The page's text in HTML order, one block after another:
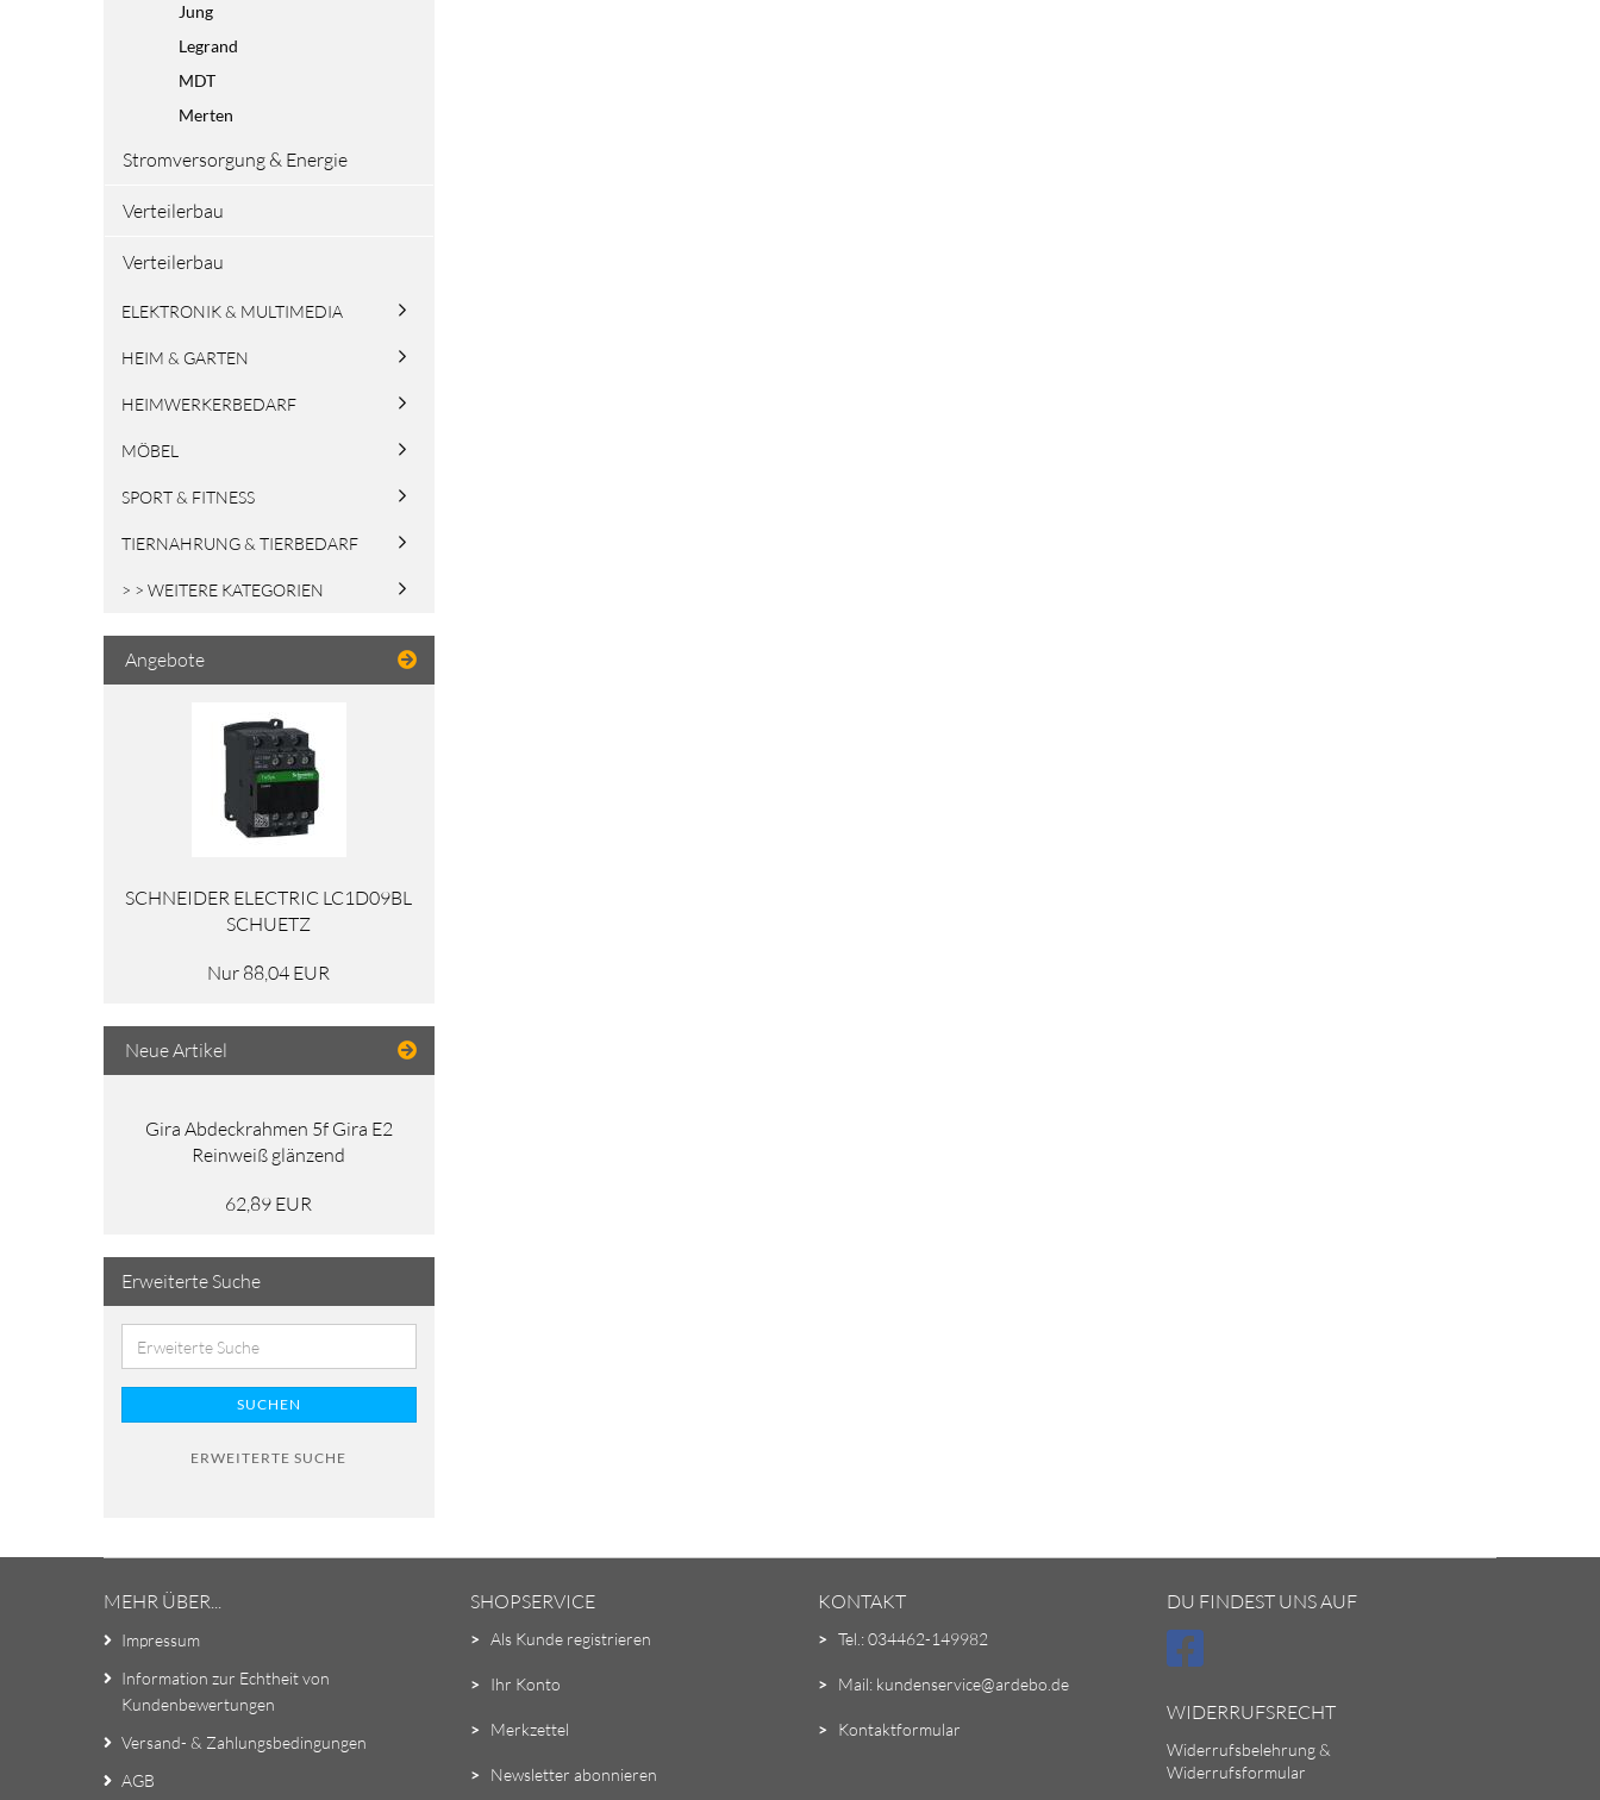
Jung
Legrand
MDT
Merten
Stromversorgung & Energie
Verteilerbau
Verteilerbau
ELEKTRONIK & MULTIMEDIA
HEIM & GARTEN
HEIMWERKERBEDARF
MÖBEL
SPORT & FITNESS
TIERNAHRUNG & TIERBEDARF
> > WEITERE KATEGORIEN
Angebote
SCHNEIDER ELECTRIC LC1D09BL
SCHUETZ
Nur 88,04 EUR
Neue Artikel
Gira Abdeckrahmen 5f Gira E2
Reinweiß glänzend
62,89 EUR
Erweiterte Suche
SUCHEN
ERWEITERTE SUCHE
MEHR ÜBER...
Impressum
Information zur Echtheit von
Kundenbewertungen
Versand- & Zahlungsbedingungen
AGB
SHOPSERVICE
> Als Kunde registrieren
> Ihr Konto
> Merkzettel
> Newsletter abonnieren
KONTAKT
> Tel.: 034462-149982
> Mail: kundenservice@ardebo.de
> Kontaktformular
DU FINDEST UNS AUF
WIDERRUFSRECHT
Widerrufsbelehrung &
Widerrufsformular